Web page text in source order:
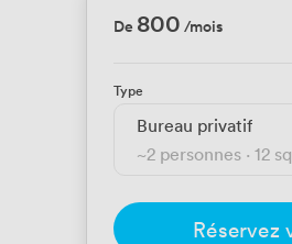
De 800 /mois
Type
Bureau privatif
~2 personnes · 12
Réservez